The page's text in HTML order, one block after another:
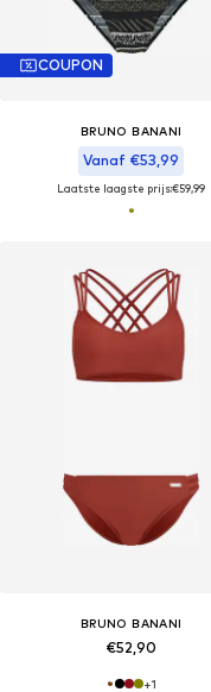
COUPON
BRUNO BANANI
Vanaf €53,99
Laatste laagste prijs:€59,99
BRUNO BANANI
€52,90
+1